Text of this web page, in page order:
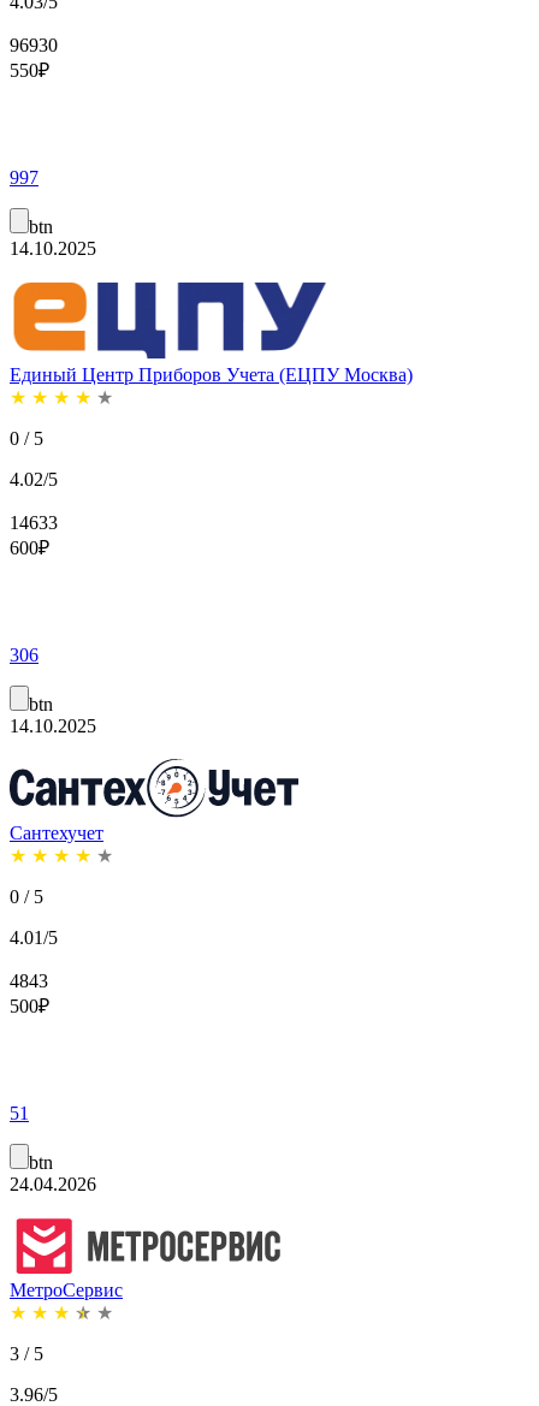
96930
550₽
997
btn
14.10.2025
Единый Центр Приборов Учета (ЕЦПУ Москва)
★ ★ ★ ★ ★
0 / 5
4.02/5
14633
600₽
306
btn
14.10.2025
Сантехучет
★ ★ ★ ★ ★
0 / 5
4.01/5
4843
500₽
51
btn
24.04.2026
МетроСервис
★ ★ ★ ★ ★
3 / 5
3.96/5